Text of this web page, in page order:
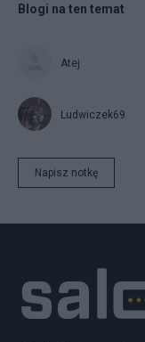
Blogi na ten temat
Atej
Ludwiczek69
Napisz notkę